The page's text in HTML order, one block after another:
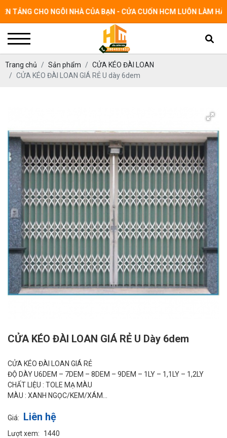
CHO NGÔI NHÀ CỦA BẠN - CỬA CUỐN HCM LUÔN LÀM HÀI
Trang chủ Sản phẩm
CỬA KÉO ĐÀI LOAN
CỬA KÉO ĐÀI LOAN GIÁ RẺ U dày 6dem
CỬA KÉO ĐÀI LOAN GIÁ RẺ U Dày 6dem
CỬA KÉO ĐÀI LOAN GIÁ RẺ
ĐỘ DÀY U6DEM – 7DEM – 8DEM – 9DEM – 1LY – 1,1LY – 1,2LY
CHẤT LIỆU : TOLE MẠ MÀU
MÀU : XANH NGỌC/KEM/XÁM…
Giá: Liên hệ
Lượt xem: 1440